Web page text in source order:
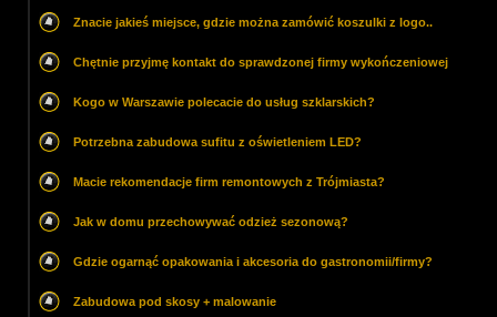
Znacie jakieś miejsce, gdzie można zamówić koszulki z logo..
Chętnie przyjmę kontakt do sprawdzonej firmy wykończeniowej
Kogo w Warszawie polecacie do usług szklarskich?
Potrzebna zabudowa sufitu z oświetleniem LED?
Macie rekomendacje firm remontowych z Trójmiasta?
Jak w domu przechowywać odzież sezonową?
Gdzie ogarnąć opakowania i akcesoria do gastronomii/firmy?
Zabudowa pod skosy + malowanie